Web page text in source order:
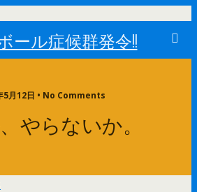
ール症候群発令!!
5月12日 • No Comments
やらないか。